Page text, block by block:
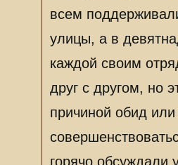
всем
улицы, а в
каждой своим
друг с другом, но
причиной обид
горячо обсуждали